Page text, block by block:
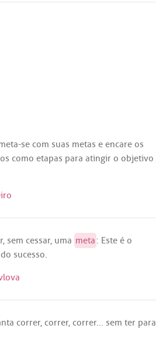
-se com suas metas e encare os
como etapas para atingir o objetivo
, sem cessar, uma meta : Este é o
do sucesso.
correr, correr, correr... sem ter para